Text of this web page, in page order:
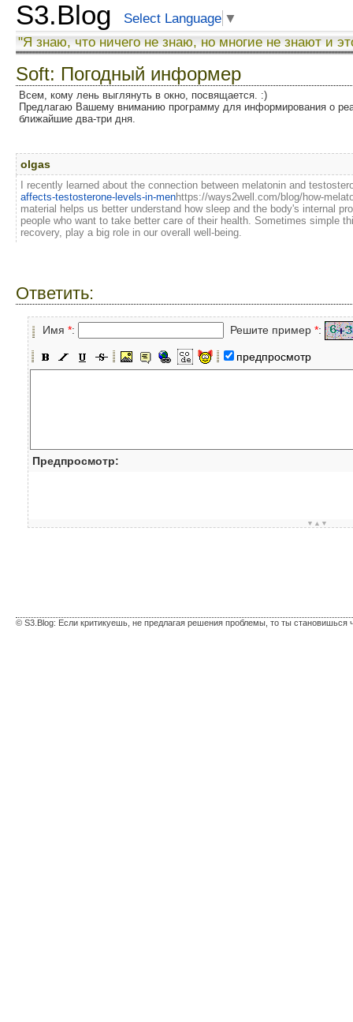
S3.Blog Select Language ▼
"Я знаю, что ничего не знаю, но многие не знают и
Soft: Погодный информер
Всем, кому лень выглянуть в окно, посвящается. :)
Предлагаю Вашему вниманию программу для информирования о
ближайшие два-три дня.
olgas
I recently learned about the connection between melatonin and
affects-testosterone-levels-in-menhttps://ways2well.com/blog/how-
material helps us better understand how sleep and the body's internal
people who want to take better care of their health. Sometimes simple
recovery, play a big role in our overall well-being.
Ответить:
Имя *: Решите пример *:
предпросмотр
Предпросмотр:
▼▲▼
© S3.Blog: Если критикуешь, не предлагая решения проблемы, то ты становишься